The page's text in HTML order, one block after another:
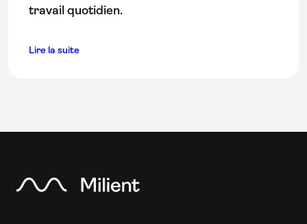
travail quotidien.
Lire la suite